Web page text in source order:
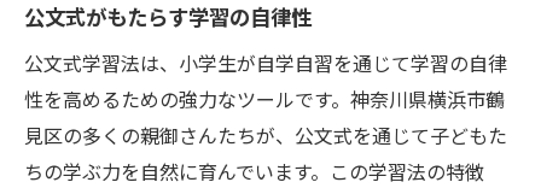
公文式がもたらす学習の自律性
公文式学習法は、小学生が自学自習を通じて学習の自律
性を高めるための強力なツールです。神奈川県横浜市鶴
見区の多くの親御さんたちが、公文式を通じて子どもた
ちの学ぶ力を自然に育んでいます。この学習法の特徴